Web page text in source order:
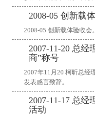
2008-05 创新载
2008-05 创新载体验收会。
2007-11-20 总经
商”称号
2007年11月20 柯昕总经
发表感言致辞。
2007-11-17 总
活动